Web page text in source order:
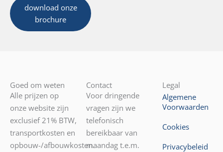
download onze
brochure
Goed om weten
Alle prijzen op
onze website zijn
exclusief 21% BTW,
transportkosten en
opbouw-/afbouwkosten.
Contact
Voor dringende
vragen zijn we
telefonisch
bereikbaar van
maandag t.e.m.
Legal
Algemene
Voorwaarden
Cookies
Privacybeleid